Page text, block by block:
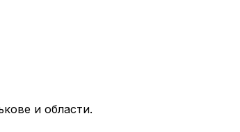
и области.